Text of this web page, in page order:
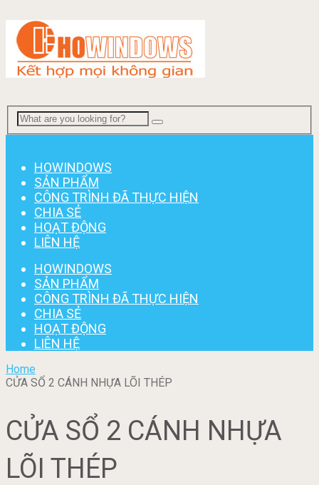
HOWINDOWS
SẢN PHẨM
CÔNG TRÌNH ĐÃ THỰC HIỆN
CHIA SẺ
HOẠT ĐỘNG
LIÊN HỆ
HOWINDOWS
SẢN PHẨM
CÔNG TRÌNH ĐÃ THỰC HIỆN
CHIA SẺ
HOẠT ĐỘNG
LIÊN HỆ
Home
CỬA SỔ 2 CÁNH NHỰA LÕI THÉP
CỬA SỔ 2 CÁNH NHỰA
LÕI THÉP